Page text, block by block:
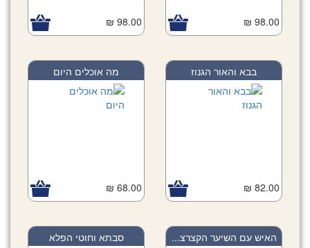
98.00 ₪
98.00 ₪
בבא והאור הגנוז
82.00 ₪
מה אוכלים היום
68.00 ₪
האיש עם השיער הקצרצ... סבתא וחוטי הפלא